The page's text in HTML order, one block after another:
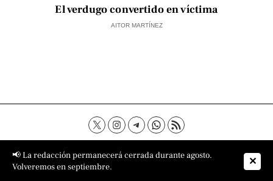
El verdugo convertido en víctima
AITOR MARTÍNEZ
Contacto Aviso Legal
Política de privacidad
Política de cookies
Sobre nosotros
📢 La redacción permanecerá cerrada durante agosto.
Volveremos en septiembre.
✕